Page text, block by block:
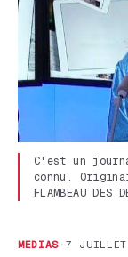
C'est un
connu.
FLAMBEAU DES
MEDIAS · 7